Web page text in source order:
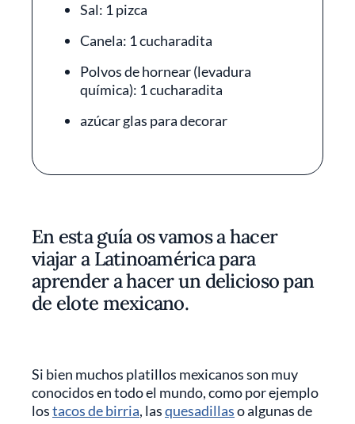
Sal: 1 pizca
Canela: 1 cucharadita
Polvos de hornear (levadura
química): 1 cucharadita
azúcar glas para decorar
En esta guía os vamos a hacer
viajar a Latinoamérica para
aprender a hacer un delicioso pan
de elote mexicano.
Si bien muchos platillos mexicanos son muy
conocidos en todo el mundo, como por ejemplo
lostacos de birria, lasquesadillaso algunas de